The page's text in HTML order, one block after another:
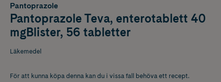
Pantoprazole
Pantoprazole Teva, enterotablett 40
mgBlister, 56 tabletter
Läkemedel
För att kunna köpa denna kan du i vissa fall behöva ett recept.